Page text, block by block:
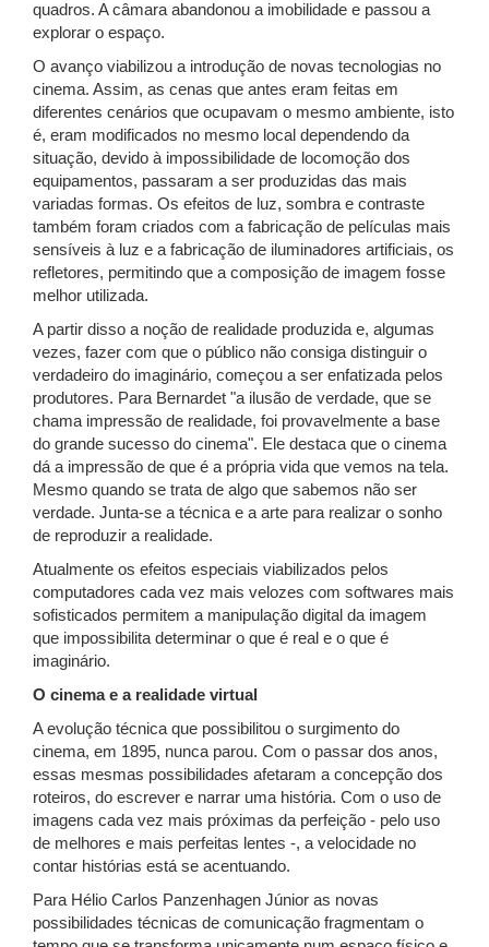
quadros. A câmara abandonou a imobilidade e passou a
explorar o espaço.
O avanço viabilizou a introdução de novas tecnologias no
cinema. Assim, as cenas que antes eram feitas em
diferentes cenários que ocupavam o mesmo ambiente, isto
é, eram modificados no mesmo local dependendo da
situação, devido à impossibilidade de locomoção dos
equipamentos, passaram a ser produzidas das mais
variadas formas. Os efeitos de luz, sombra e contraste
também foram criados com a fabricação de películas mais
sensíveis à luz e a fabricação de iluminadores artificiais, os
refletores, permitindo que a composição de imagem fosse
melhor utilizada.
A partir disso a noção de realidade produzida e, algumas
vezes, fazer com que o público não consiga distinguir o
verdadeiro do imaginário, começou a ser enfatizada pelos
produtores. Para Bernardet "a ilusão de verdade, que se
chama impressão de realidade, foi provavelmente a base
do grande sucesso do cinema". Ele destaca que o cinema
dá a impressão de que é a própria vida que vemos na tela.
Mesmo quando se trata de algo que sabemos não ser
verdade. Junta-se a técnica e a arte para realizar o sonho
de reproduzir a realidade.
Atualmente os efeitos especiais viabilizados pelos
computadores cada vez mais velozes com softwares mais
sofisticados permitem a manipulação digital da imagem
que impossibilita determinar o que é real e o que é
imaginário.
O cinema e a realidade virtual
A evolução técnica que possibilitou o surgimento do
cinema, em 1895, nunca parou. Com o passar dos anos,
essas mesmas possibilidades afetaram a concepção dos
roteiros, do escrever e narrar uma história. Com o uso de
imagens cada vez mais próximas da perfeição - pelo uso
de melhores e mais perfeitas lentes -, a velocidade no
contar histórias está se acentuando.
Para Hélio Carlos Panzenhagen Júnior as novas
possibilidades técnicas de comunicação fragmentam o